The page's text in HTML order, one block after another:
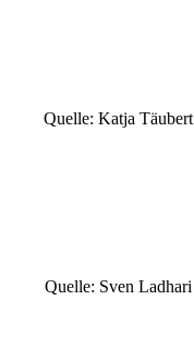
Quelle: Katja Täubert
Quelle: Sven Ladhari